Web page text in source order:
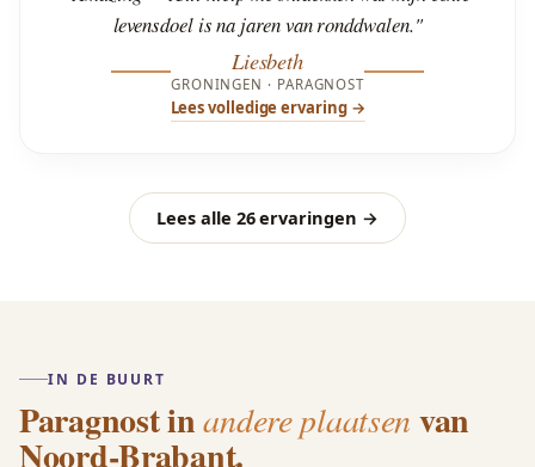
levensdoel is na jaren van ronddwalen."
Liesbeth
GRONINGEN · PARAGNOST
Lees volledige ervaring →
Lees alle 26 ervaringen →
IN DE BUURT
Paragnost inandere plaatsen van
Noord-Brabant.